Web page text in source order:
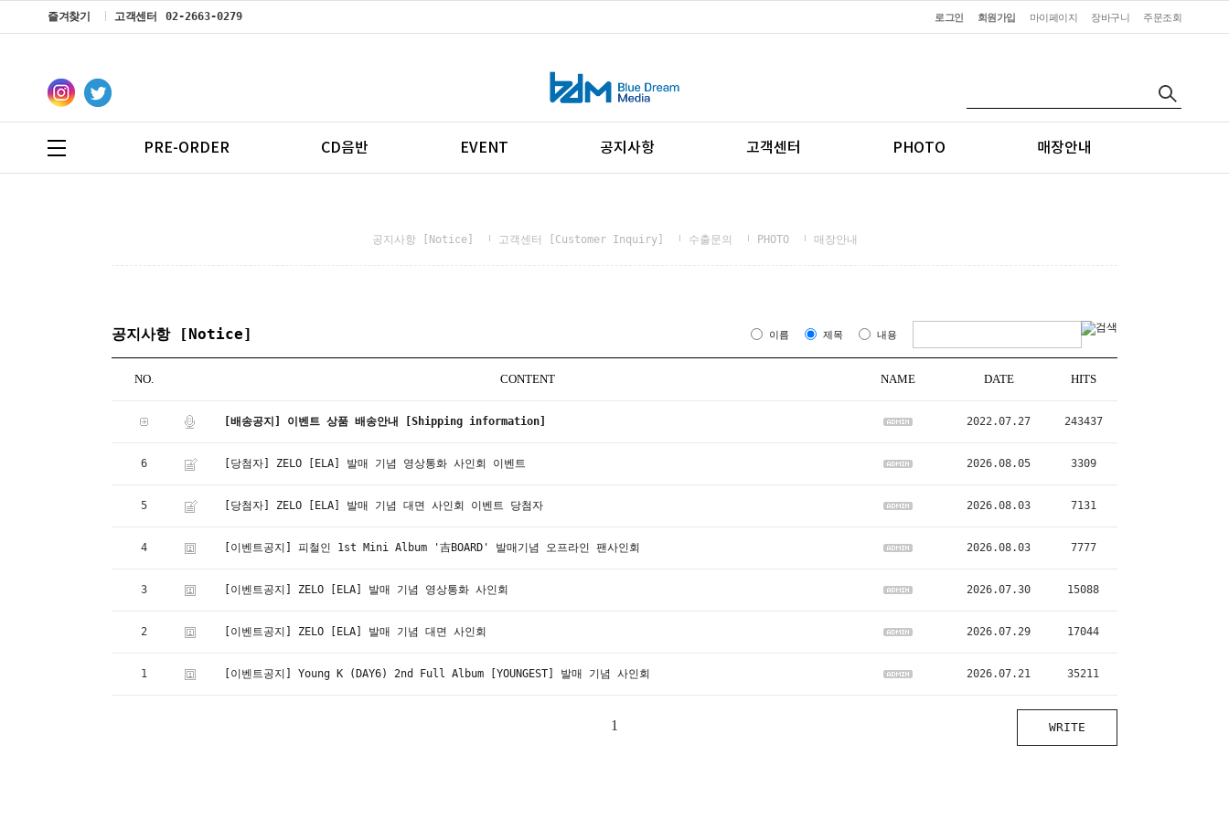
즐겨찾기 고객센터 02-2663-0279 로그인 회원가입 마이페이지 장바구니 주문조회
PRE-ORDER CD음반 EVENT 공지사항 고객센터 PHOTO 매장안내
공지사항 [Notice] 고객센터 [Customer Inquiry] 수출문의 PHOTO 매장안내
공지사항 [Notice] 이름 제목 내용
NO. CONTENT NAME DATE HITS
[배송공지] 이벤트 상품 배송안내 [Shipping information] 2022.07.27 243437
6 [당첨자] ZELO [ELA] 발매 기념 영상통화 사인회 이벤트 2026.08.05 3309
5 [당첨자] ZELO [ELA] 발매 기념 대면 사인회 이벤트 당첨자 2026.08.03 7131
4 [이벤트공지] 피철인 1st Mini Album '吉BOARD' 발매기념 오프라인 팬사인회 2026.08.03 7777
3 [이벤트공지] ZELO [ELA] 발매 기념 영상통화 사인회 2026.07.30 15088
2 [이벤트공지] ZELO [ELA] 발매 기념 대면 사인회 2026.07.29 17044
1 [이벤트공지] Young K (DAY6) 2nd Full Album [YOUNGEST] 발매 기념 사인회 2026.07.21 35211
WRITE
1